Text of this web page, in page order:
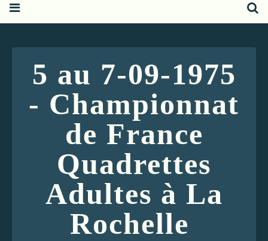
5 au 7-09-1975
- Championnat
de France
Quadrettes
Adultes à La
Rochelle